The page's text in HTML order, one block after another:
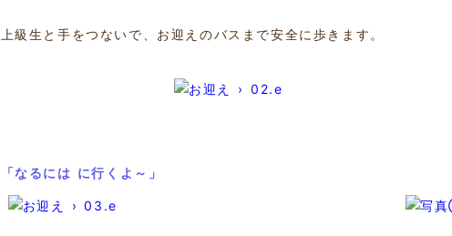
上級生と手をつないで、お迎えのバスまで安全に歩きます。
「なるには に行くよ～」